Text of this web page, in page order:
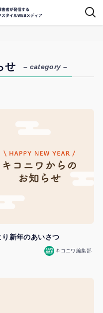
せ – category –
新年のあいさつ
キコニワ編集部